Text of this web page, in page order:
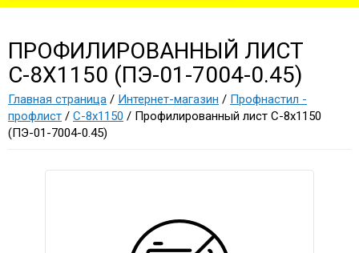
ПРОФИЛИРОВАННЫЙ ЛИСТ
С-8Х1150 (ПЭ-01-7004-0.45)
Главная страница / Интернет-магазин / Профнастил -
профлист / С-8х1150 / Профилированный лист С-8х1150
(ПЭ-01-7004-0.45)